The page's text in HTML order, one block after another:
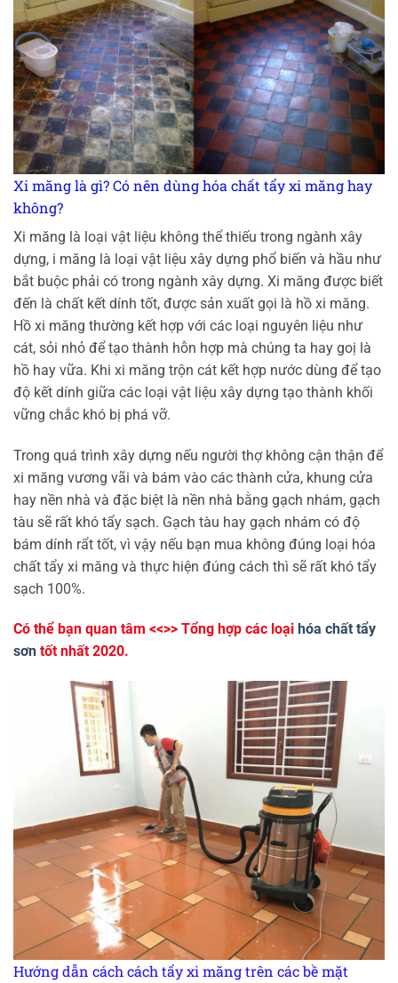
Xi măng là gì? Có nên dùng hóa chất tẩy xi măng hay
không?
Xi măng là loại vật liệu không thể thiếu trong ngành xây
dựng, i măng là loại vật liệu xây dựng phổ biến và hầu như
bắt buộc phải có trong ngành xây dựng. Xi măng được biết
đến là chất kết dính tốt, được sản xuất gọi là hồ xi măng.
Hồ xi măng thường kết hợp với các loại nguyên liệu như
cát, sỏi nhỏ để tạo thành hỗn hợp mà chúng ta hay goị là
hồ hay vữa. Khi xi măng trộn cát kết hợp nước dùng để tạo
độ kết dính giữa các loại vật liệu xây dựng tạo thành khối
vững chắc khó bị phá vỡ.
Trong quá trình xây dựng nếu người thợ không cận thận để
xi măng vương vãi và bám vào các thành cửa, khung cửa
hay nền nhà và đặc biệt là nền nhà bằng gạch nhám, gạch
tàu sẽ rất khó tẩy sạch. Gạch tàu hay gạch nhám có độ
bám dính rẩt tốt, vì vậy nếu bạn mua không đúng loại hóa
chất tẩy xi măng và thực hiện đúng cách thì sẽ rất khó tẩy
sạch 100%.
Có thể bạn quan tâm <<>> Tổng hợp các loại hóa chất tẩy
sơn tốt nhất 2020.
Hướng dẫn cách cách tẩy xi măng trên các bề mặt